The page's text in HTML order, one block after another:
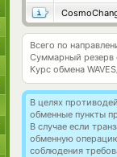
Всего по
Суммарный резерв
Курс обмена
В целях
обменные пункты
В случае если
обменную
соблюдения